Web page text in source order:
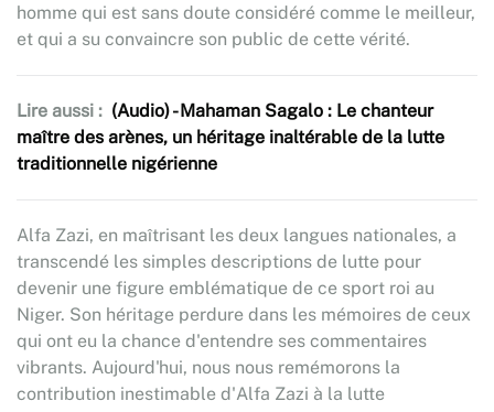
homme qui est sans doute considéré comme le meilleur,
et qui a su convaincre son public de cette vérité.
Lire aussi : (Audio) - Mahaman Sagalo : Le chanteur
maître des arènes, un héritage inaltérable de la lutte
traditionnelle nigérienne
Alfa Zazi, en maîtrisant les deux langues nationales, a
transcendé les simples descriptions de lutte pour
devenir une figure emblématique de ce sport roi au
Niger. Son héritage perdure dans les mémoires de ceux
qui ont eu la chance d'entendre ses commentaires
vibrants. Aujourd'hui, nous nous remémorons la
contribution inestimable d'Alfa Zazi à la lutte